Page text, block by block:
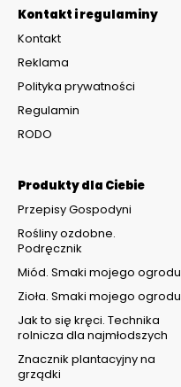
Kontakt i regulaminy
Kontakt
Reklama
Polityka prywatności
Regulamin
RODO
Produkty dla Ciebie
Przepisy Gospodyni
Rośliny ozdobne.
Podręcznik
Miód. Smaki mojego ogrodu
Zioła. Smaki mojego ogrodu
Jak to się kręci. Technika
rolnicza dla najmłodszych
Znacznik plantacyjny na
grządki